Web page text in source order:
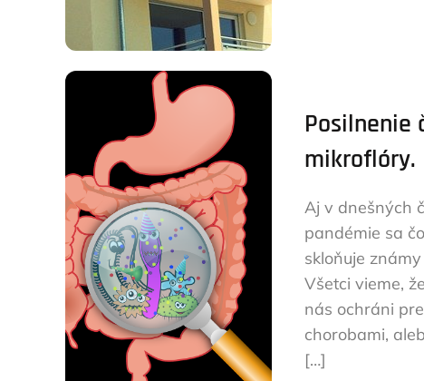
Posilnenie
mikroflóry.
Aj v dnešných
pandémie sa
skloňuje
Všetci vieme,
nás ochráni
chorobami,
[…]